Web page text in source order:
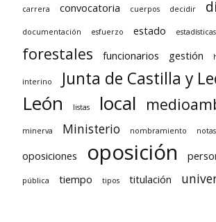
carrera convocatoria cuerpos decidir
documentación esfuerzo estado estadísticas
forestales funcionarios gestión
interino Junta de Castilla y
León listas local
minerva Ministerio nombramiento notas
oposiciones oposición
pública tiempo tipos titulación